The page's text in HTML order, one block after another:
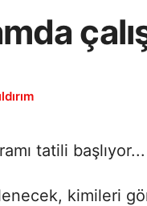
tatili başlıyor...
kimileri